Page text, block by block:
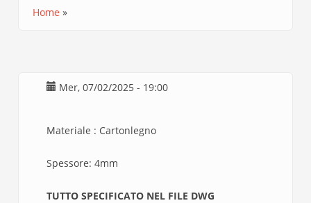
Home
Mer, 07/02/2025 - 19:00
Materiale : Cartonlegno
Spessore: 4mm
TUTTO SPECIFICATO NEL FILE DWG